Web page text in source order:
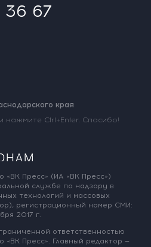
36 67
края
Ctrl+Enter. Спасибо!
«ВК Пресс» (ИА «ВК Пресс»)
службе по надзору в
технологий и массовых
регистрационный номер СМИ:
2017 г.
ответственностью
«ВК Пресс». Главный редактор —